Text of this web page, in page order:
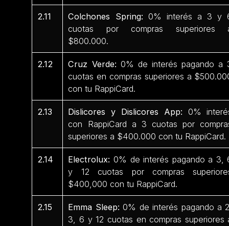
2.11 Colchones Spring: 0% interés a 3 y
cuotas por compras superiores
$800.000.
2.12 Cruz Verde: 0% de interés pagando a
cuotas en compras superiores a
con tu RappiCard.
2.13 Dislicores y Dislicores App: 0%
con RappiCard a 3 cuotas por
superiores a $400.000 con tu RappiCard.
2.14 Electrolux: 0% de interés pagando a 3,
y 12 cuotas por compras
$400,000 con tu RappiCard.
2.15 Emma Sleep: 0% de interés pagando a
3, 6 y 12 cuotas en compras superiores